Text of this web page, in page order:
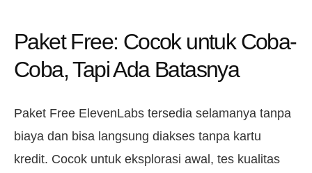
Paket Free: Cocok untuk Coba-
Coba, Tapi Ada Batasnya
Paket Free ElevenLabs tersedia selamanya tanpa
biaya dan bisa langsung diakses tanpa kartu
kredit. Cocok untuk eksplorasi awal, tes kualitas